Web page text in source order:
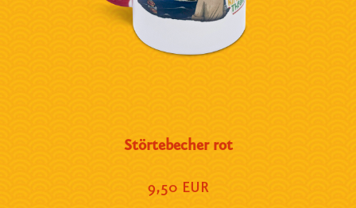
Störtebecher rot
9,50 EUR